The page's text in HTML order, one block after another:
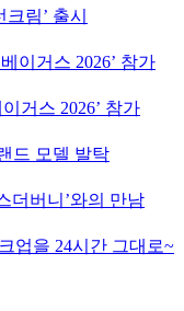
림’ 출시
이거스 2026’ 참가
거스 2026’ 참가
드 모델 발탁
더버니’와의 만남
업을 24시간 그대로~